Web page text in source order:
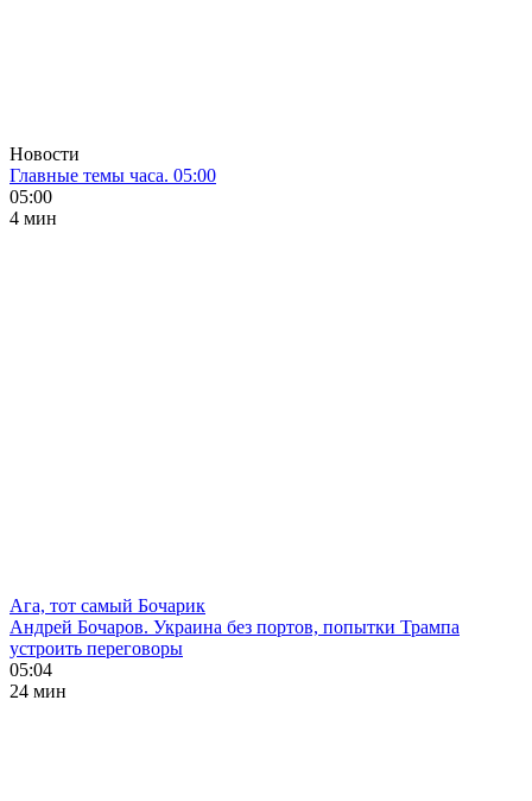
Новости
Главные темы часа. 05:00
05:00
4 мин
Ага, тот самый Бочарик
Андрей Бочаров. Украина без портов, попытки Трампа
устроить переговоры
05:04
24 мин